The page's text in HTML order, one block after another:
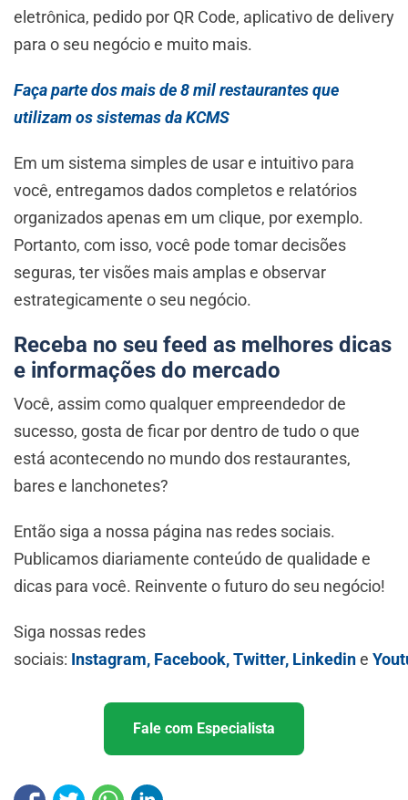
eletrônica, pedido por QR Code, aplicativo de delivery
para o seu negócio e muito mais.
Faça parte dos mais de 8 mil restaurantes que
utilizam os sistemas da KCMS
Em um sistema simples de usar e intuitivo para
você, entregamos dados completos e relatórios
organizados apenas em um clique, por exemplo.
Portanto, com isso, você pode tomar decisões
seguras, ter visões mais amplas e observar
estrategicamente o seu negócio.
Receba no seu feed as melhores dicas
e informações do mercado
Você, assim como qualquer empreendedor de
sucesso, gosta de ficar por dentro de tudo o que
está acontecendo no mundo dos restaurantes,
bares e lanchonetes?
Então siga a nossa página nas redes sociais.
Publicamos diariamente conteúdo de qualidade e
dicas para você. Reinvente o futuro do seu negócio!
Siga nossas redes
sociais: Instagram, Facebook,Twitter, Linkedine
Fale com Especialista